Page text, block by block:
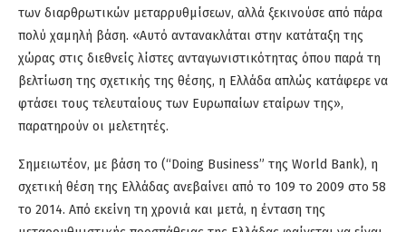
των διαρθρωτικών μεταρρυθμίσεων, αλλά ξεκινούσε από πάρα
πολύ χαμηλή βάση. «Αυτό αντανακλάται στην κατάταξη της
χώρας στις διεθνείς λίστες ανταγωνιστικότητας όπου παρά τη
βελτίωση της σχετικής της θέσης, η Ελλάδα απλώς κατάφερε να
φτάσει τους τελευταίους των Ευρωπαίων εταίρων της»,
παρατηρούν οι μελετητές.
Σημειωτέον, με βάση το (“Doing Business” της World Bank), η
σχετική θέση της Ελλάδας ανεβαίνει από το 109 το 2009 στο 58
το 2014. Από εκείνη τη χρονιά και μετά, η ένταση της